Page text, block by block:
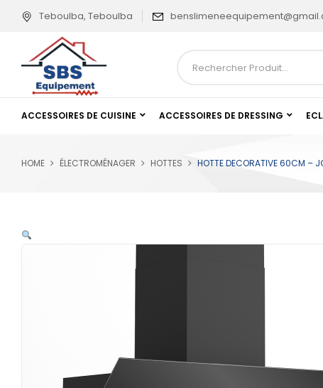
Teboulba, Teboulba
ACCESSOIRES DE CUISINE ACCESSOIRES DE DRESSING
HOME ÉLECTROMÉNAGER HOTTES HOTTE DECORATIVE 60CM –